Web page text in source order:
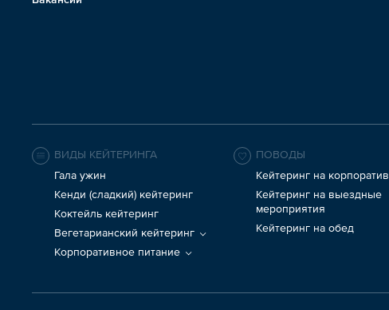
ВИДЫ КЕЙТЕРИНГА
Гала ужин
Кенди (сладкий) кейтеринг
Коктейль кейтеринг
Вегетарианский кейтеринг
Корпоративное питание
ПОВОДЫ
Кейтеринг на корпоратив
Кейтеринг на выездные
мероприятия
Кейтеринг на обед